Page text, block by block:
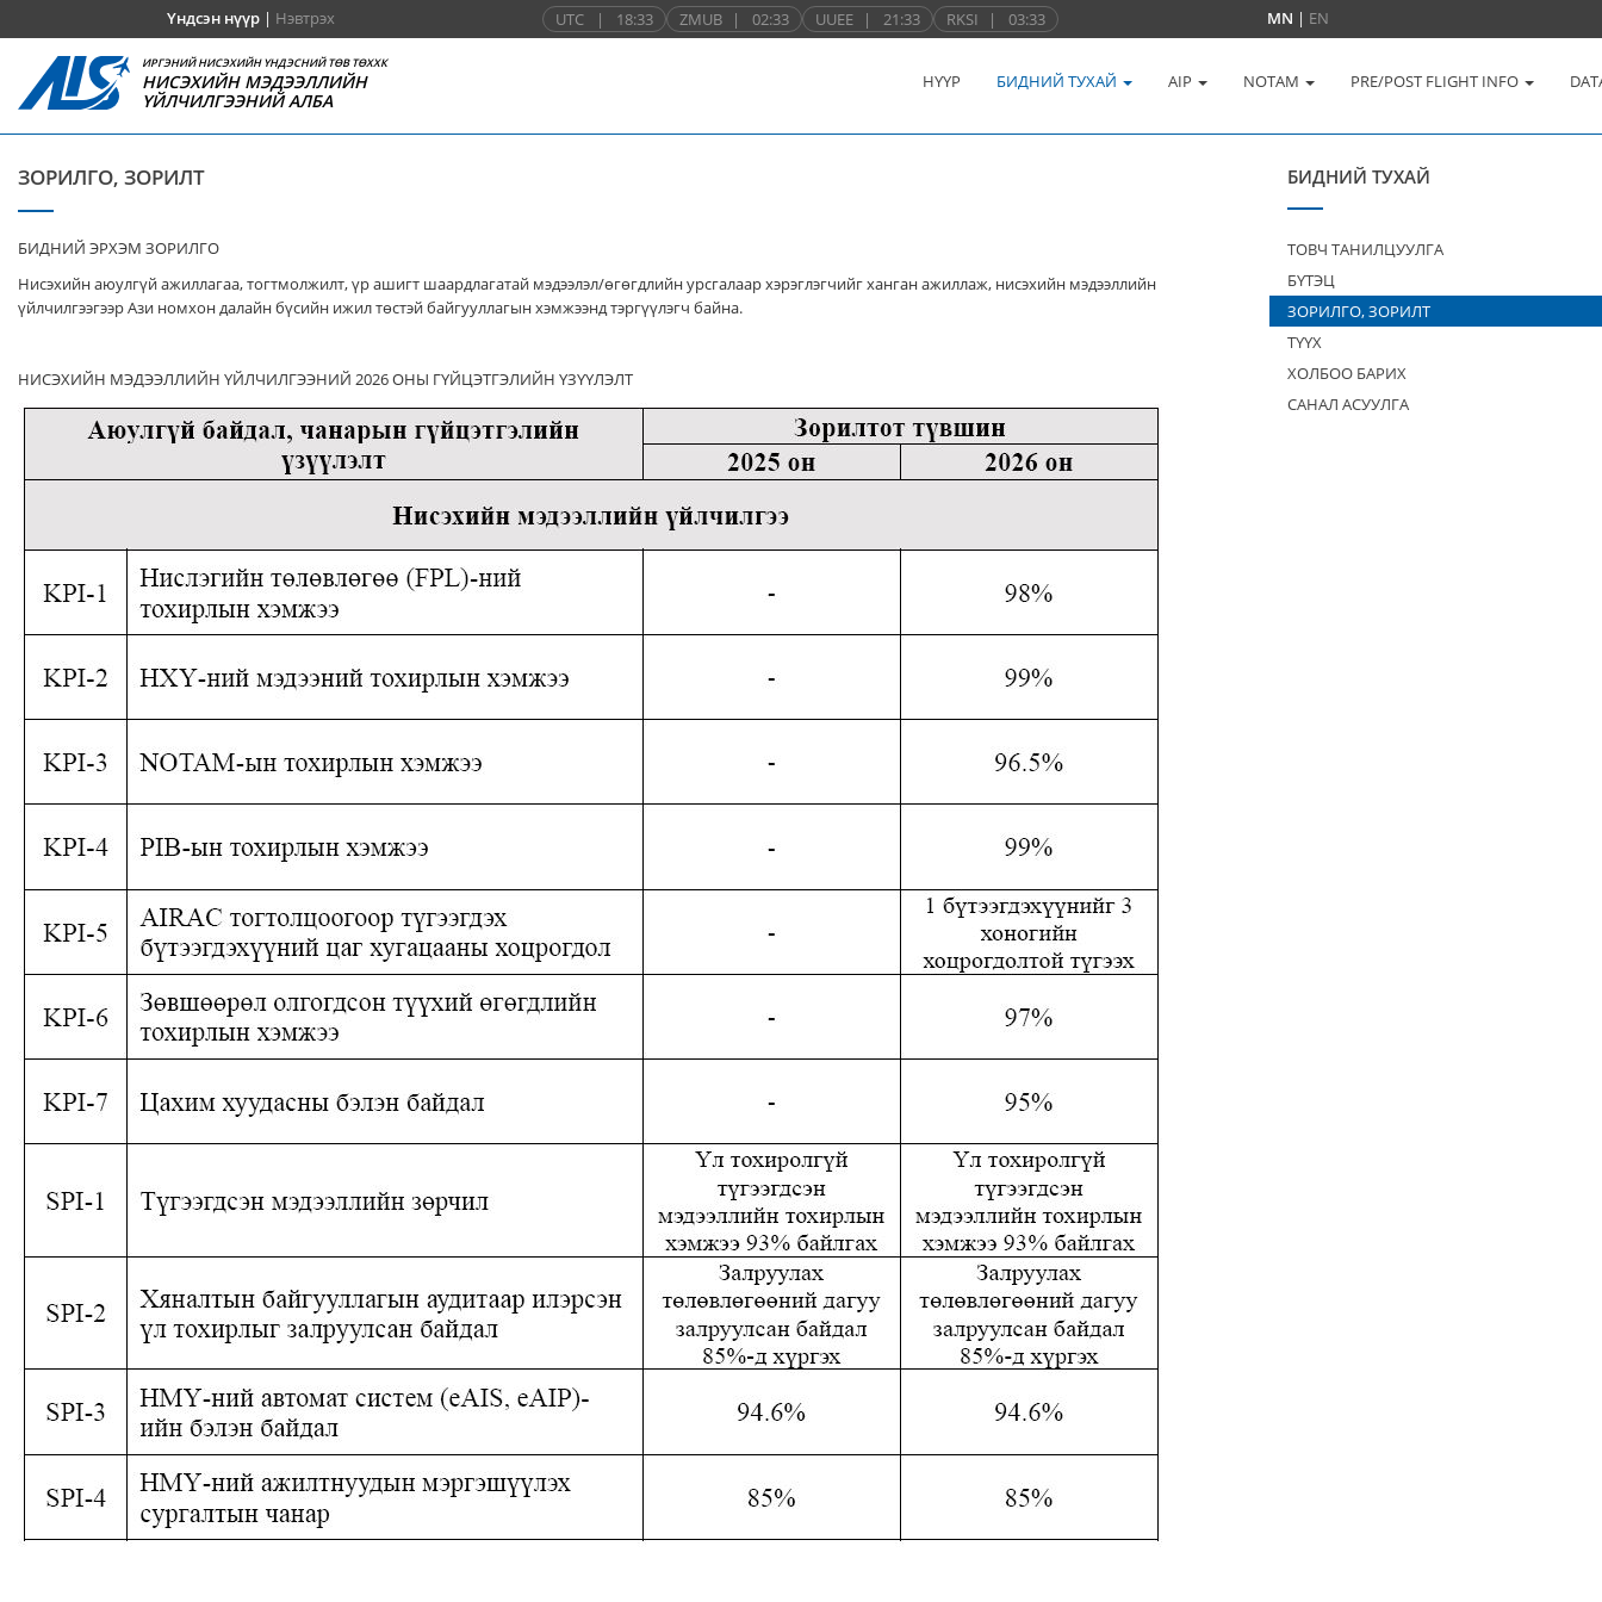
Үндсэн нүүр| Нэвтрэх UTC | 18:33 ZMUB | 02:33 UUEE | 21:33 RKSI | 03:33 MN | EN
ИРГЭНИЙ НИСЭХИЙН ҮНДЭСНИЙ ТӨВ ТӨХХК
НИСЭХИЙН МЭДЭЭЛЛИЙН
ҮЙЛЧИЛГЭЭНИЙ АЛБА
НҮҮР БИДНИЙ ТУХАЙ AIP NOTAM PRE/POST FLIGHT INFO
ЗОРИЛГО, ЗОРИЛТ
БИДНИЙ ЭРХЭМ ЗОРИЛГО
Нисэхийн аюулгүй ажиллагаа, тогтмолжилт, үр ашигт шаардлагатай мэдээлэл/өгөгдлийн урсгалаар хэрэглэгчийг ханган ажиллаж, нисэхийн мэдээллийн
үйлчилгээгээр Ази номхон далайн бүсийн ижил төстэй байгууллагын хэмжээнд тэргүүлэгч байна.
НИСЭХИЙН МЭДЭЭЛЛИЙН ҮЙЛЧИЛГЭЭНИЙ 2026 ОНЫ ГҮЙЦЭТГЭЛИЙН ҮЗҮҮЛЭЛТ
БИДНИЙ ТУХАЙ
ТОВЧ ТАНИЛЦУУЛГА
БҮТЭЦ
ЗОРИЛГО, ЗОРИЛТ
ТҮҮХ
ХОЛБОО БАРИХ
САНАЛ АСУУЛГА